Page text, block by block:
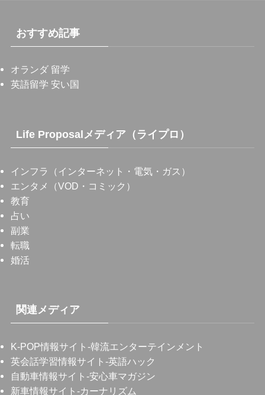
おすすめ記事
オランダ 留学
英語留学 安い国
Life Proposalメディア（ライプロ）
インフラ（インターネット・電気・ガス）
エンタメ（VOD・コミック）
教育
占い
副業
転職
婚活
関連メディア
K-POP情報サイト -韓流エンターテインメント
英会話学習情報サイト -英語ハック
自動車情報サイト -安心車マガジン
新車情報サイト -カーナリズム